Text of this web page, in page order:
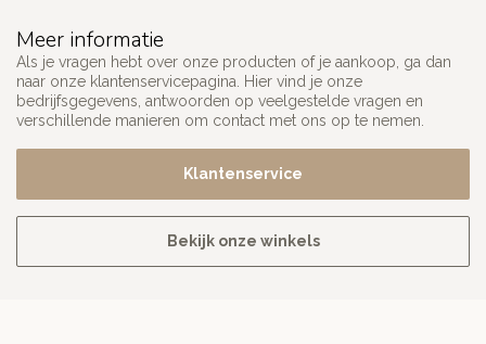
Meer informatie
Als je vragen hebt over onze producten of je aankoop, ga dan
naar onze klantenservicepagina. Hier vind je onze
bedrijfsgegevens, antwoorden op veelgestelde vragen en
verschillende manieren om contact met ons op te nemen.
Klantenservice
Bekijk onze winkels